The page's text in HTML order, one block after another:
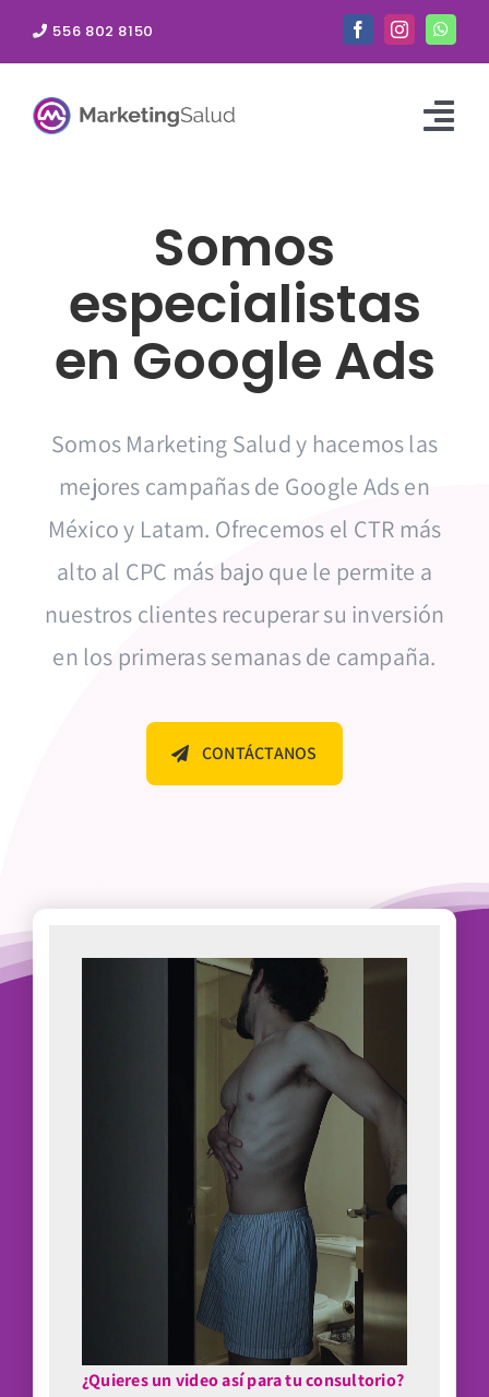
556 802 8150
Google Ads
Redes Sociales
Contáctanos
GRATIS
Somos
especialistas
en Google Ads
Somos Marketing Salud y hacemos las
mejores campañas de Google Ads en
México y Latam. Ofrecemos el CTR más
alto al CPC más bajo que le permite a
nuestros clientes recuperar su inversión
en los primeras semanas de campaña.
CONTÁCTANOS
¿Quieres un video así para tu consultorio?